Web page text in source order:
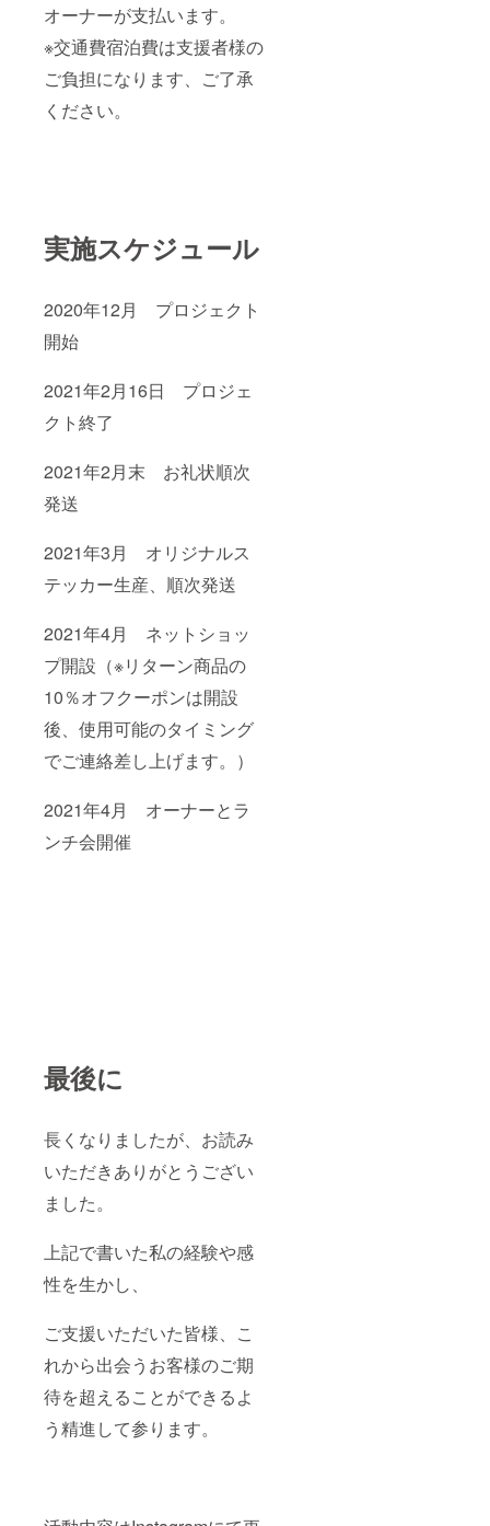
オーナーが支払います。
※交通費宿泊費は支援者様の
ご負担になります、ご了承
ください。
実施スケジュール
2020年12月 プロジェクト
開始
2021年2月16日 プロジェ
クト終了
2021年2月末 お礼状順次
発送
2021年3月 オリジナルス
テッカー生産、順次発送
2021年4月 ネットショッ
プ開設（※リターン商品の
10％オフクーポンは開設
後、使用可能のタイミング
でご連絡差し上げます。）
2021年4月 オーナーとラ
ンチ会開催
最後に
長くなりましたが、お読み
いただきありがとうござい
ました。
上記で書いた私の経験や感
性を生かし、
ご支援いただいた皆様、こ
れから出会うお客様のご期
待を超えることができるよ
う精進して参ります。